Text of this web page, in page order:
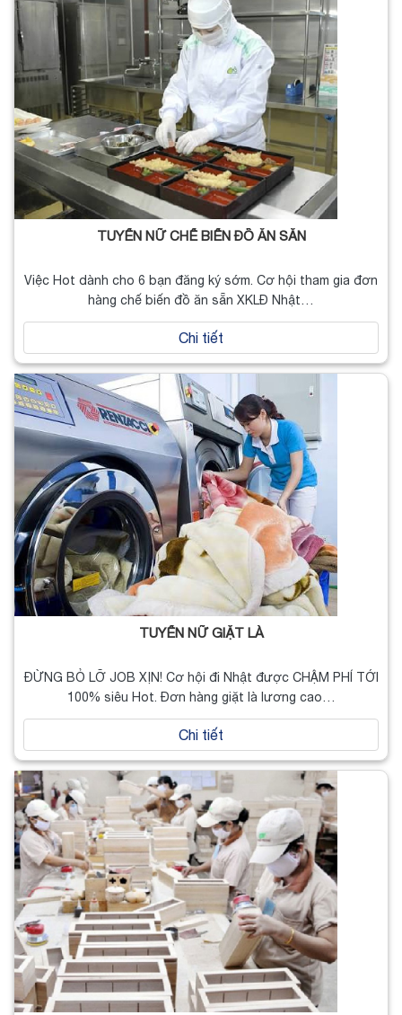
TUYỂN NỮ CHẾ BIẾN ĐỒ ĂN SẴN
Việc Hot dành cho 6 bạn đăng ký sớm. Cơ hội tham gia đơn
hàng chế biến đồ ăn sẵn XKLĐ Nhật…
Chi tiết
TUYỂN NỮ GIẶT LÀ
ĐỪNG BỎ LỠ JOB XỊN! Cơ hội đi Nhật được CHẬM PHÍ TỚI
100% siêu Hot. Đơn hàng giặt là lương cao…
Chi tiết